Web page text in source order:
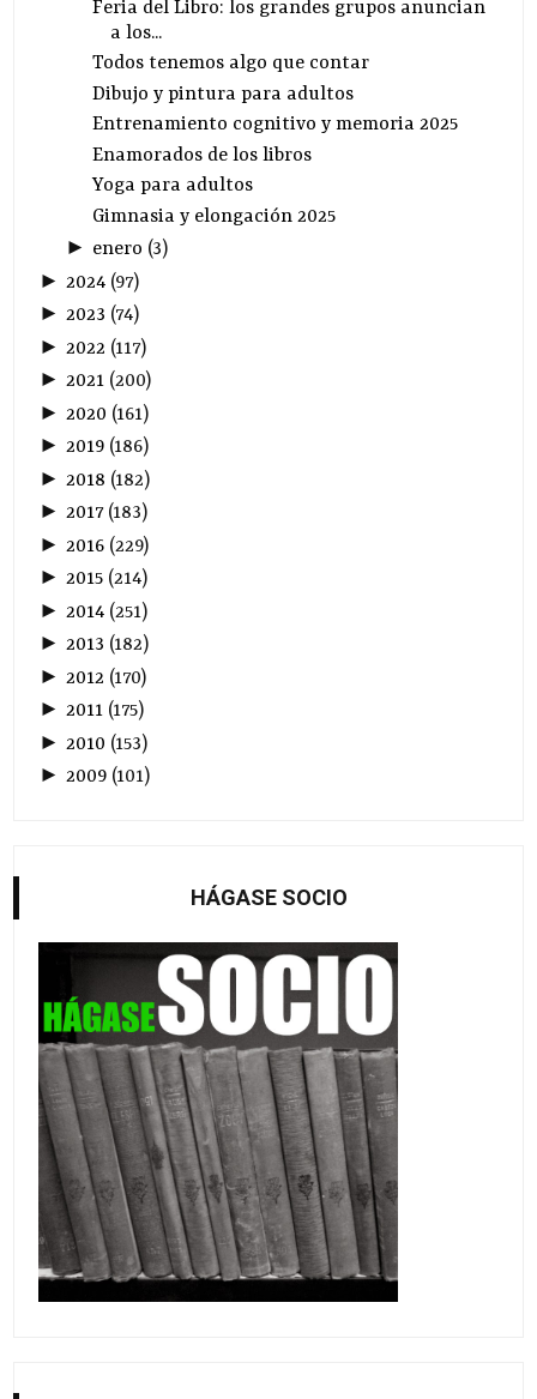
Feria del Libro: los grandes grupos anuncian
a los...
Todos tenemos algo que contar
Dibujo y pintura para adultos
Entrenamiento cognitivo y memoria 2025
Enamorados de los libros
Yoga para adultos
Gimnasia y elongación 2025
► enero (3)
► 2024 (97)
►2023 (74)
► 2022 (117)
►2021 (200)
► 2020 (161)
►2019 (186)
► 2018 (182)
►2017(183)
► 2016 (229)
►2015 (214)
► 2014 (251)
►2013 (182)
► 2012 (170)
►2011 (175)
► 2010 (153)
►2009 (101)
HÁGASE SOCIO